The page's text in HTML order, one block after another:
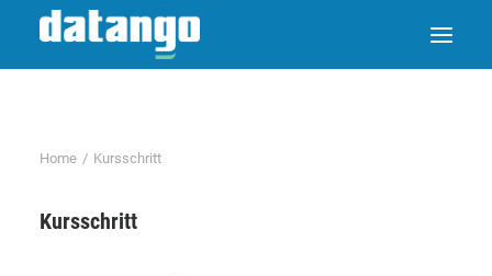
Home Kursschritt
Kursschritt